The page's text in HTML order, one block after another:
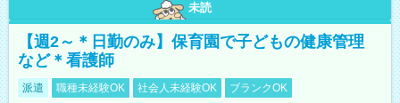
未読
【週2～＊日勤のみ】保育園で子どもの健康管理
など＊看護師
派遣 職種未経験OK 社会人未経験OK
ブランクOK